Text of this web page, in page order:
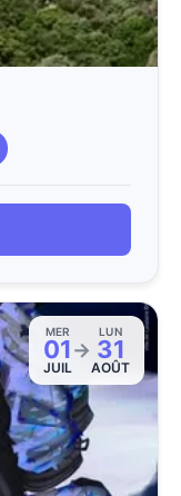
MER
01
JUIL
→
LUN
31
AOÛT